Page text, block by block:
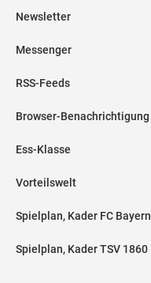
Newsletter
Messenger
RSS-Feeds
Browser-Benachrichtigung
Ess-Klasse
Vorteilswelt
Spielplan, Kader FC Bayern
Spielplan, Kader TSV 1860